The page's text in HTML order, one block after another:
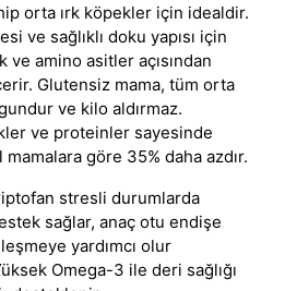
orta ırk köpekler için idealdir.
ve sağlıklı doku yapısı için
amino asitler açısından
Glutensiz mama, tüm orta
ve kilo aldırmaz.
ve proteinler sayesinde
göre 35% daha azdır.
stresli durumlarda
sağlar, anaç otu endişe
yardımcı olur
Omega-3 ile deri sağlığı